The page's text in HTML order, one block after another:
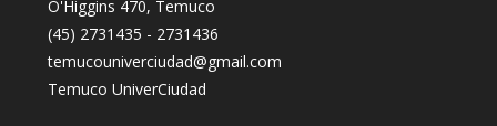
O'Higgins 470, Temuco
(45) 2731435 - 2731436
temucouniverciudad@gmail.com
Temuco UniverCiudad